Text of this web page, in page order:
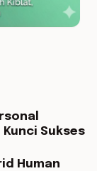
Sukses
Human